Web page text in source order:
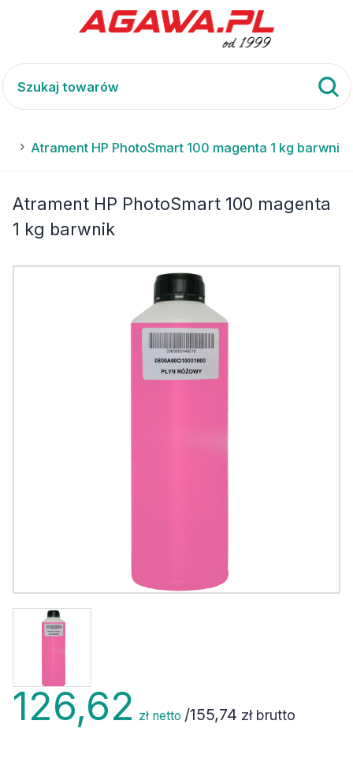
Atrament HP PhotoSmart 100 magenta 1 kg barwnik
Atrament HP PhotoSmart 100 magenta
1 kg barwnik
126,62 zł netto /155,74 zł brutto